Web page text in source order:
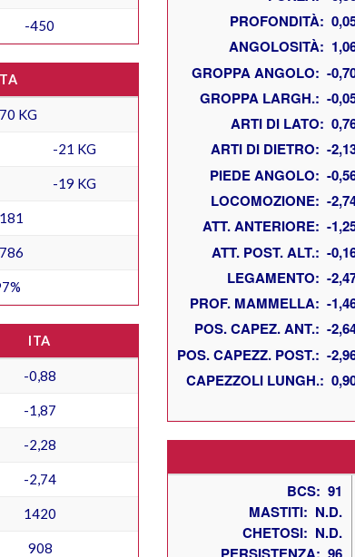
-450
KG
-21 KG
-19 KG
ITA
-0,88
-1,87
-2,28
-2,74
1420
908